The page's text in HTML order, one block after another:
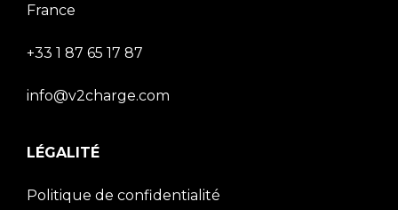
France
+33 1 87 65 17 87
info@v2charge.com
LÉGALITÉ
Politique de confidentialité